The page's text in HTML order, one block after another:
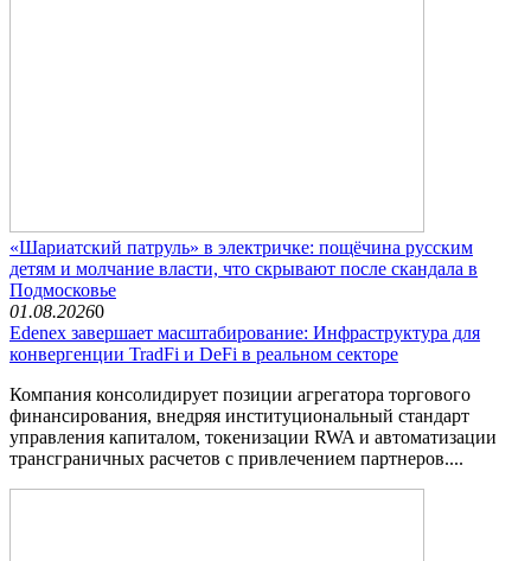
«Шариатский патруль» в электричке: пощёчина русским
детям и молчание власти, что скрывают после скандала в
Подмосковье
01.08.20260
Edenex завершает масштабирование: Инфраструктура для
конвергенции TradFi и DeFi в реальном секторе
Компания консолидирует позиции агрегатора торгового
финансирования, внедряя институциональный стандарт
управления капиталом, токенизации RWA и автоматизации
трансграничных расчетов с привлечением партнеров....